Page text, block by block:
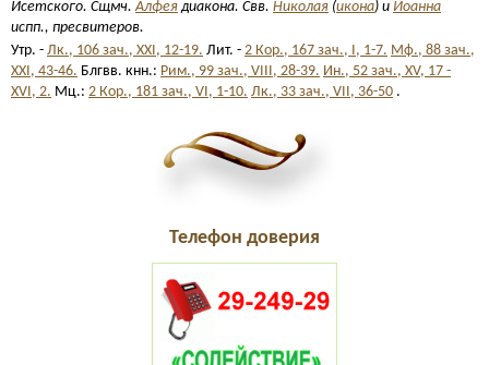
Исетского. Сщмч.Алфея диакона. Свв. Николая (икона) и Иоанна
испп., пресвитеров.
Утр. - Лк., 106 зач., XXI, 12-19. Лит. - 2 Кор., 167 зач., I, 1-7. Мф., 88 зач.,
XXI, 43-46. Блгвв. кнн.: Рим., 99 зач., VIII, 28-39. Ин., 52 зач., XV, 17 -
XVI, 2. Мц.: 2 Кор., 181 зач., VI, 1-10. Лк., 33 зач., VII, 36-50 .
Телефон доверия